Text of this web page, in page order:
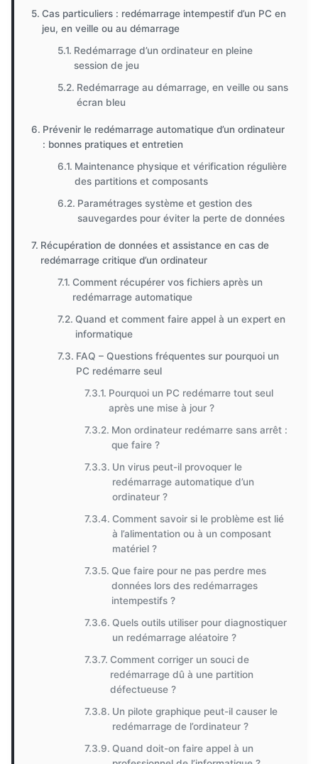
Cas particuliers : redémarrage intempestif d’un PC en
jeu, en veille ou au démarrage
Redémarrage d’un ordinateur en pleine
session de jeu
Redémarrage au démarrage, en veille ou sans
écran bleu
Prévenir le redémarrage automatique d’un ordinateur
: bonnes pratiques et entretien
Maintenance physique et vérification régulière
des partitions et composants
Paramétrages système et gestion des
sauvegardes pour éviter la perte de données
Récupération de données et assistance en cas de
redémarrage critique d’un ordinateur
Comment récupérer vos fichiers après un
redémarrage automatique
Quand et comment faire appel à un expert en
informatique
FAQ – Questions fréquentes sur pourquoi un
PC redémarre seul
Pourquoi un PC redémarre tout seul
après une mise à jour ?
Mon ordinateur redémarre sans arrêt :
que faire ?
Un virus peut-il provoquer le
redémarrage automatique d’un
ordinateur ?
Comment savoir si le problème est lié
à l’alimentation ou à un composant
matériel ?
Que faire pour ne pas perdre mes
données lors des redémarrages
intempestifs ?
Quels outils utiliser pour diagnostiquer
un redémarrage aléatoire ?
Comment corriger un souci de
redémarrage dû à une partition
défectueuse ?
Un pilote graphique peut-il causer le
redémarrage de l’ordinateur ?
Quand doit-on faire appel à un